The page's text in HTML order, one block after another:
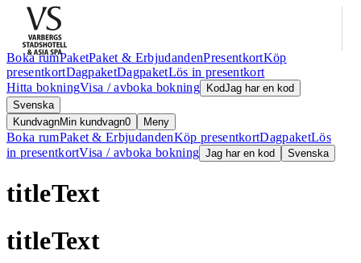
Boka rumPaketPaket & ErbjudandenPresentkortKöp
presentkortDagpaketDagpaketLös in presentkort
Hitta bokningVisa / avboka bokning KodJag har en kod
Svenska
KundvagnMin kundvagn0 Meny
Boka rumPaket & ErbjudandenKöp presentkortDagpaketLös
in presentkortVisa / avboka bokning Jag har en kod Svenska
titleText
titleText